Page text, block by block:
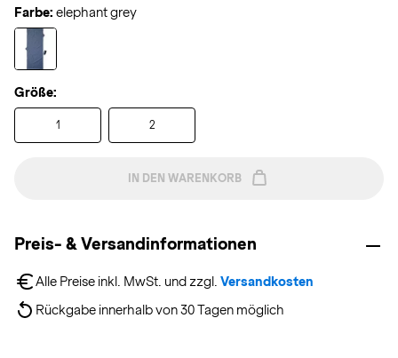
Farbe: elephant grey
Größe:
1 2
IN DEN WARENKORB
Preis- & Versandinformationen
Alle Preise inkl. MwSt. und zzgl. Versandkosten
Rückgabe innerhalb von 30 Tagen möglich